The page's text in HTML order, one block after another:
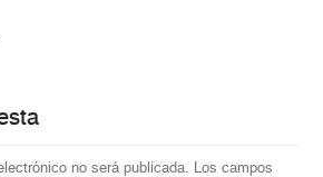
no será publicada. Los campos